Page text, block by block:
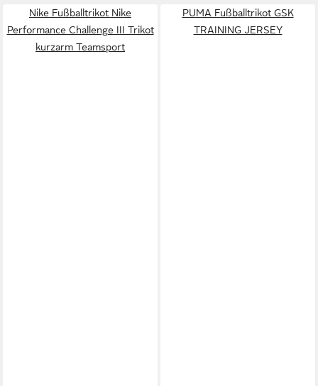
Nike Fußballtrikot Nike
Performance Challenge III Trikot
kurzarm Teamsport
PUMA Fußballtrikot GSK
TRAINING JERSEY